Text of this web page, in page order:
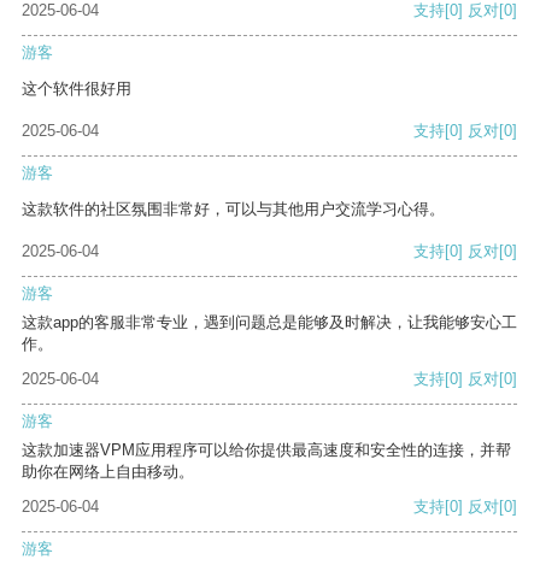
2025-06-04
支持[0] 反对[0]
游客
这个软件很好用
2025-06-04 支持[0] 反对[0]
游客
这款软件的社区氛围非常好，可以与其他用户交流学习心得。
2025-06-04 支持[0] 反对[0]
游客
这款app的客服非常专业，遇到问题总是能够及时解决，让我能够安心工
作。
2025-06-04
支持[0] 反对[0]
游客
这款加速器VPM应用程序可以给你提供最高速度和安全性的连接，并帮
助你在网络上自由移动。
2025-06-04
支持[0] 反对[0]
游客